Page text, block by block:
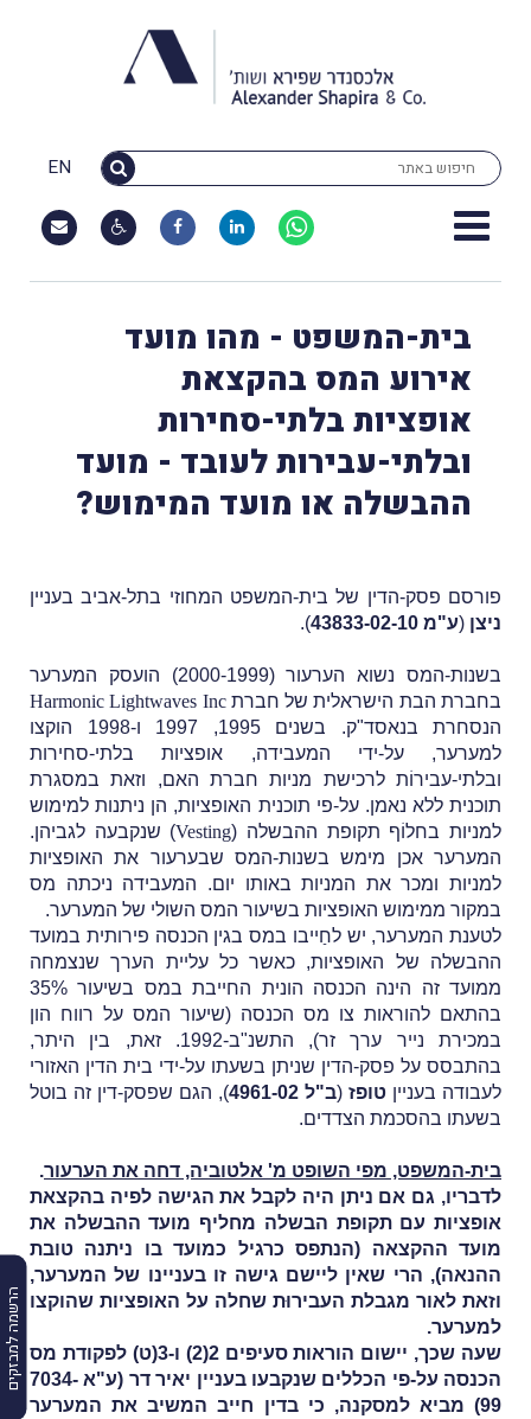
EN
הרשמה למבזקים
בית-המשפט - מהו מועד
אירוע המס בהקצאת
אופציות בלתי-סחירות
ובלתי-עבירות לעובד - מועד
ההבשלה או מועד המימוש?
פורסם פסק-הדין של בית-המשפט המחוזי בתל-אביב בעניין
ניצן (ע"מ 43833-02-10 ).
בשנות-המס נשוא הערעור (2000-1999) הועסק המערער
בחברת הבת הישראלית של חברתHarmonic Lightwaves Inc
הנסחרת בנאסד"ק.
בשנים 1995, 1997 ו-1998 הוקצו
למערער, על-ידי המעבידה, אופציות בלתי-סחירות
ובלתי-עבירוֹת לרכישת מניות חברת האם, וזאת במסגרת
תוכנית ללא נאמן. על-פי תוכנית האופציות, הן ניתנות למימוש
למניות בחלוֹף תקופת ההבשלה (Vesting) שנקבעה לגביהן.
המערער אכן מימש בשנות-המס שבערעור את האופציות
למניות ומכר את המניות באותו יום. המעבידה ניכתה מס
במקור ממימוש האופציות בשיעור המס השולי של המערער.
לטענת המערער, יש לחַייבו במס בגין הכנסה פירותית במועד
ההבשלה של האופציות, כאשר כל עליית הערך שנצמחה
ממועד זה הינה הכנסה הונית החייבת במס בשיעור 35%
בהתאם להוראות צו מס הכנסה (שיעור המס על רווח הון
במכירת נייר ערך זר), התשנ"ב-1992. זאת, בין היתר,
בהתבסס על פסק-הדין שניתן בשעתו על-ידי בית הדין האזורי
לעבודה בעניין טופז (ב"ל 4961-02
), הגם שפסק-דין זה בוטל
בשעתו בהסכמת הצדדים.
בית-המשפט, מפי השופט מ' אלטוביה, דחה את הערעור.
לדבריו, גם אם ניתן היה לקבל את הגישה לפיה בהקצאת
אופציות עם תקופת הבשלה מחליף מועד ההבשלה את
מועד ההקצאה (הנתפס כרגיל כמועד בו ניתנה טובת
ההנאה), הרי שאין ליישם גישה זו בעניינו של המערער,
וזאת לאור מגבלת העבירוּת שחלה על האופציות שהוקצו
למערער.
שעה שכך, יישום הוראות סעיפים 2(2) ו-3(ט) לפקודת מס
הכנסה על-פי הכללים שנקבעו בעניין יאיר דר (
ע"א 7034-
99) מביא למסקנה, כי בדין חייב המשיב את המערער